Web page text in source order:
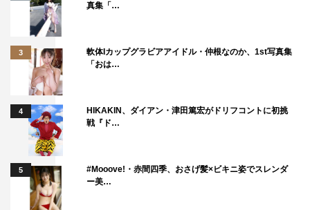
真集「…
3
軟体Iカップグラビアアイドル・仲根なのか、1st写真集
「おは…
4
HIKAKIN、ダイアン・津田篤宏がドリフコントに初挑
戦『ド…
5
#Mooove!・赤間四季、おさげ髪×ビキニ姿でスレンダ
ー美…